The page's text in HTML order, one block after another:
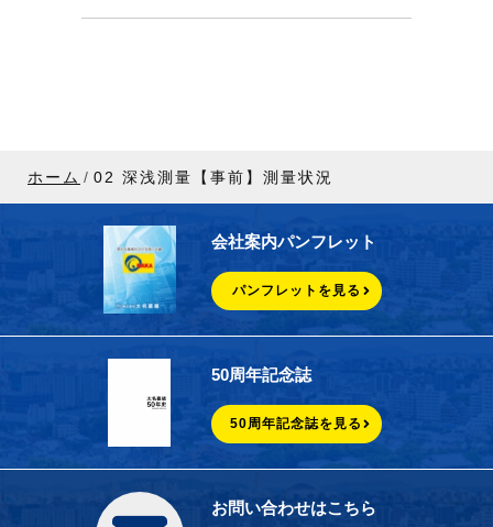
ホーム 02 深浅測量【事前】測量状況
会社案内パンフレット
パンフレットを見る
50周年記念誌
50周年記念誌を見る
お問い合わせはこちら